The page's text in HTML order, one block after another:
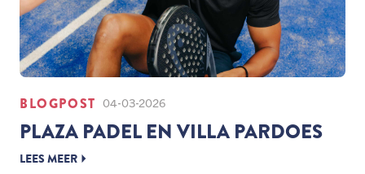
BLOGPOST 04-03-2026
PLAZA PADEL EN VILLA PARDOES
LEES MEER